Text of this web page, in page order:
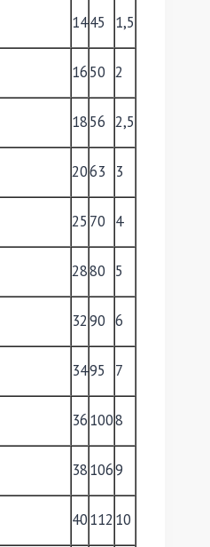
1445 1,5
1650 2
1856 2,5
2063 3
25 70 4
2880 5
3290 6
3495 7
361008
381069
40112 10